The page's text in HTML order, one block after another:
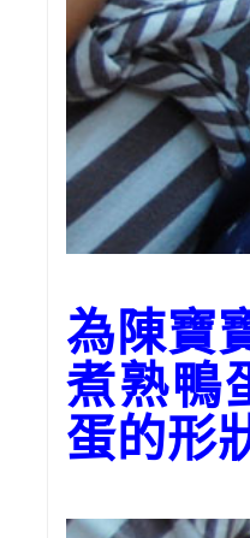
為陳寶
煮熟鴨
蛋的形